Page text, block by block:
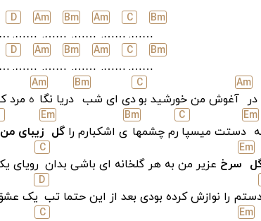
Bm
…….
C
…….
Am
…….
Bm
…….
Am
…….
D
Bm
…….
C
…….
Am
…….
Bm
…….
Am
…….
D
Am
آغوش من خورشید بو
C
دی ای شب
Bm
دریا نگا
Am
همرد
Em
دستت میسپا
C
رم چشمها
Bm
ی اشکبارم راگل
Em
زیبای من
Em
سرخ عزیر من به هر گلخانه ای باشی بدان
C
رویای
را نوازش کرده بودی بعد از این حتما تب
D
یک
Em
C